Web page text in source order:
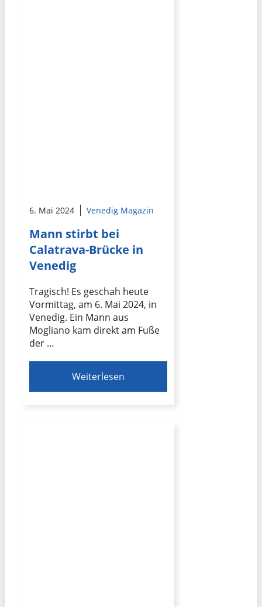
6. Mai 2024 Venedig Magazin
Mann stirbt bei
Calatrava-Brücke in
Venedig
Tragisch! Es geschah heute
Vormittag, am 6. Mai 2024, in
Venedig. Ein Mann aus
Mogliano kam direkt am Fuße
der …
Weiterlesen